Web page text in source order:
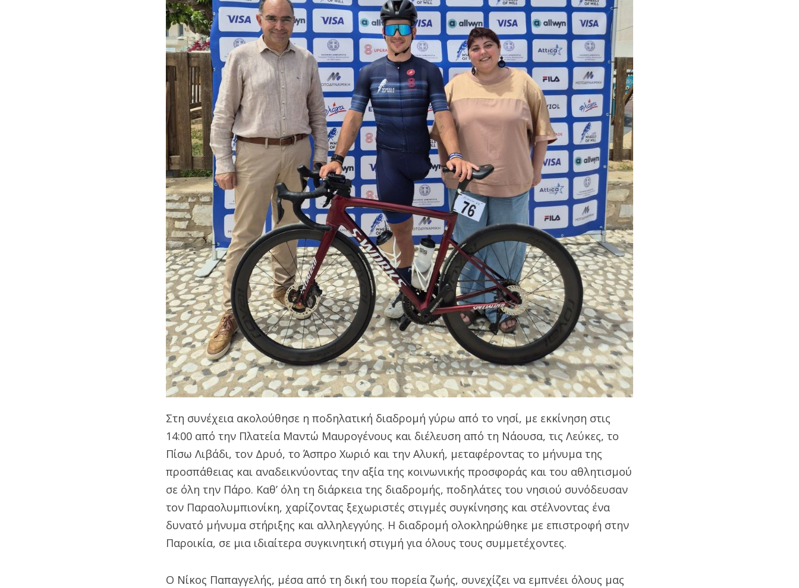
Στη συνέχεια ακολούθησε η ποδηλατική διαδρομή γύρω από το νησί, με εκκίνηση στις
14:00 από την Πλατεία Μαντώ Μαυρογένους και διέλευση από τη Νάουσα, τις Λεύκες, το
Πίσω Λιβάδι, τον Δρυό, το Άσπρο Χωριό και την Αλυκή, μεταφέροντας το μήνυμα της
προσπάθειας και αναδεικνύοντας την αξία της κοινωνικής προσφοράς και του αθλητισμού
σε όλη την Πάρο. Καθ’ όλη τη διάρκεια της διαδρομής, ποδηλάτες του νησιού συνόδευσαν
τον Παραολυμπιονίκη, χαρίζοντας ξεχωριστές στιγμές συγκίνησης και στέλνοντας ένα
δυνατό μήνυμα στήριξης και αλληλεγγύης. Η διαδρομή ολοκληρώθηκε με επιστροφή στην
Παροικία, σε μια ιδιαίτερα συγκινητική στιγμή για όλους τους συμμετέχοντες.
Ο Νίκος Παπαγγελής, μέσα από τη δική του πορεία ζωής, συνεχίζει να εμπνέει όλους μας